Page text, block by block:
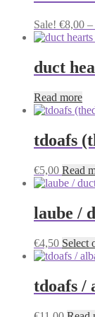
Sale! €8,00 –
duct
Read more
tdoafs
€5,00 Read
laube /
€4,50 Select
tdoafs /